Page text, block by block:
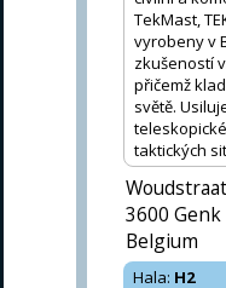
TekMast,
vyrobeny v
zkušeností
přičemž
světě.
taktických
3600 Genk
Belgium
Hala: H2